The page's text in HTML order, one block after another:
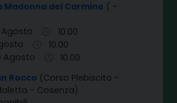
Madonna del Carmine ( -
10.00
10.00
Agosto
10.00
Rocco (Corso Plebiscito -
- Cosenza)